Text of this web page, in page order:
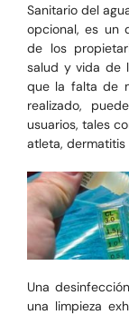
Sanitario del
opcional, es un
de los
salud y vida de
que la falta de
realizado,
usuarios, tales
atleta, dermatitis
Una
una limpieza